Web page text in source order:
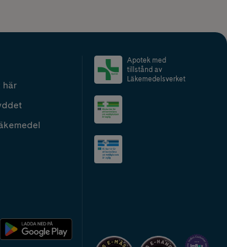
här
Apotek med
tillstånd av
Läkemedelsverket